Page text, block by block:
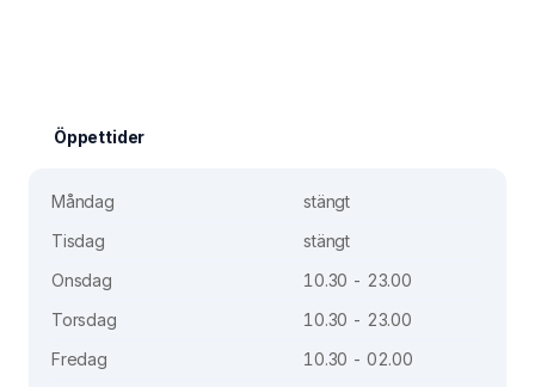
Öppettider
Måndag
stängt
Tisdag
stängt
Onsdag
10.30 - 23.00
Torsdag
10.30 - 23.00
Fredag
10.30 - 02.00